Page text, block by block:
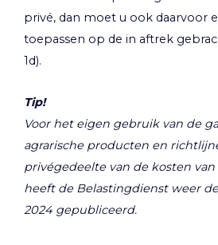
privé, dan moet u ook daarvoor
toepassen op de in aftrek
1d).
Tip!
Voor het eigen gebruik van de
agrarische producten en
privégedeelte van de kosten
heeft de Belastingdienst weer
2024 gepubliceerd.